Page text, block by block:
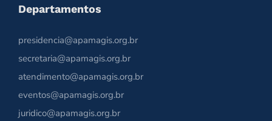
Departamentos
presidencia@apamagis.org.br
secretaria@apamagis.org.br
atendimento@apamagis.org.br
eventos@apamagis.org.br
juridico@apamagis.org.br